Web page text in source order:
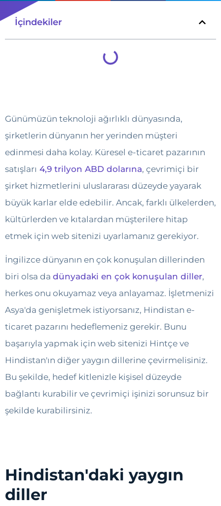
İçindekiler
Günümüzün teknoloji ağırlıklı dünyasında,
şirketlerin dünyanın her yerinden müşteri
edinmesi daha kolay. Küresel e-ticaret pazarının
satışları 4,9 trilyon ABD dolarına, çevrimiçi bir
şirket hizmetlerini uluslararası düzeyde yayarak
büyük karlar elde edebilir. Ancak, farklı ülkelerden,
kültürlerden ve kıtalardan müşterilere hitap
etmek için web sitenizi uyarlamanız gerekiyor.
İngilizce dünyanın en çok konuşulan dillerinden
biri olsa da dünyadaki en çok konuşulan diller,
herkes onu okuyamaz veya anlayamaz. İşletmenizi
Asya'da genişletmek istiyorsanız, Hindistan e-
ticaret pazarını hedeflemeniz gerekir. Bunu
başarıyla yapmak için web sitenizi Hintçe ve
Hindistan'ın diğer yaygın dillerine çevirmelisiniz.
Bu şekilde, hedef kitlenizle kişisel düzeyde
bağlantı kurabilir ve çevrimiçi işinizi sorunsuz bir
şekilde kurabilirsiniz.
Hindistan'daki yaygın
diller